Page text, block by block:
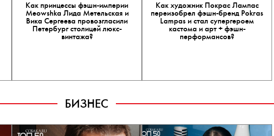
Как принцессы фэшн-империи
Meowshka Лида Метельская и
Вика Сергеева провозгласили
Петербург столицей люкс-
винтажа?
Как художник Покрас Лампас
переизобрел фэшн-бренд Pokras
Lampas и стал супергероем
кастома и арт + фэшн-
перформансов?
БИЗНЕС